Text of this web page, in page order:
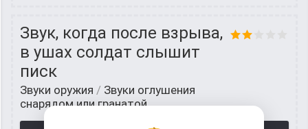
Звук, когда после взрыва,
в ушах солдат слышит
писк
Звуки оружия / Звуки оглушения
снарядом или гранатой